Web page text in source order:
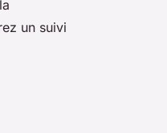
un suivi